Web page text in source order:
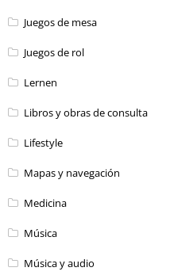
Juegos de mesa
Juegos de rol
Lernen
Libros y obras de consulta
Lifestyle
Mapas y navegación
Medicina
Música
Música y audio